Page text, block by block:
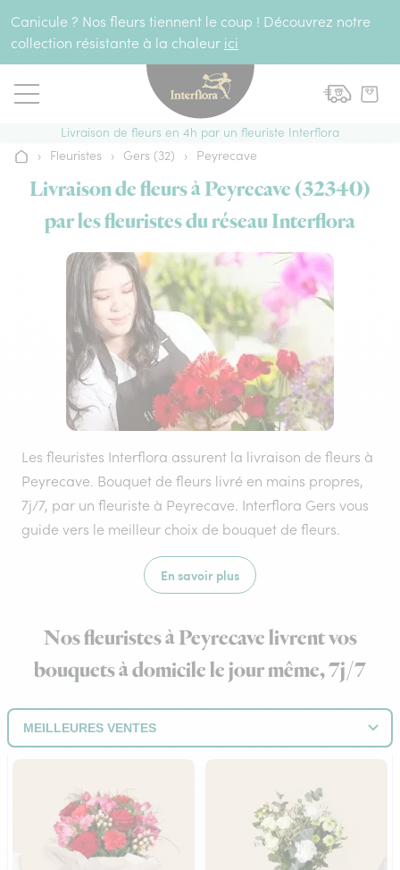
Canicule ? Nos fleurs tiennent le coup ! Découvrez notre
collection résistante à la chaleur ici
Livraison de fleurs en 4h par un fleuriste Interflora
Accueil
› Fleuristes › Gers (32) › Peyrecave
Livraison de fleurs à Peyrecave (32340)
par les fleuristes du réseau Interflora
Les fleuristes Interflora assurent la livraison de fleurs à
Peyrecave. Bouquet de fleurs livré en mains propres,
7j/7, par un fleuriste à Peyrecave. Interflora Gers vous
guide vers le meilleur choix de bouquet de fleurs.
En savoir plus
Nos fleuristes à Peyrecave livrent vos
bouquets à domicile le jour même, 7j/7